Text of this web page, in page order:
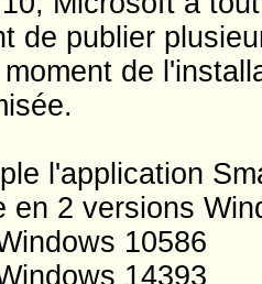
de publier
de
l'application
en 2 versions
10586
14393